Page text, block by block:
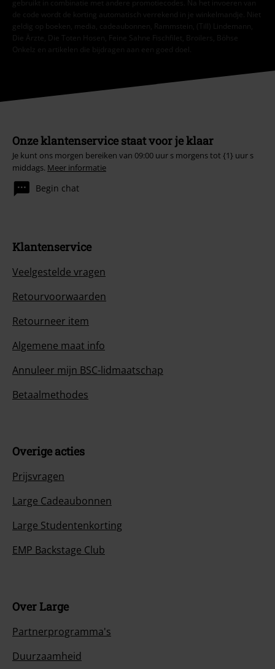
gebruikt in combinatie met andere promotiecodes. Na het invoeren van
de code wordt de korting automatisch verrekend in je winkelmandje. Niet
geldig op boeken, media, cadeaubonnen, Rammstein, (Till) Lindemann,
Die Ärzte, Die Toten Hosen, Feine Sahne Fischfilet, Broilers, Böhse
Onkelz en artikelen die bijdragen aan een goed doel.
Onze klantenservice staat voor je klaar
Je kunt ons morgen bereiken van 09:00 uur s morgens tot {1} uur s
middags. Meer informatie
Begin chat
Klantenservice
Veelgestelde vragen
Retourvoorwaarden
Retourneer item
Algemene maat info
Annuleer mijn BSC-lidmaatschap
Betaalmethodes
Overige acties
Prijsvragen
Large Cadeaubonnen
Large Studentenkorting
EMP Backstage Club
Over Large
Partnerprogramma's
Duurzaamheid